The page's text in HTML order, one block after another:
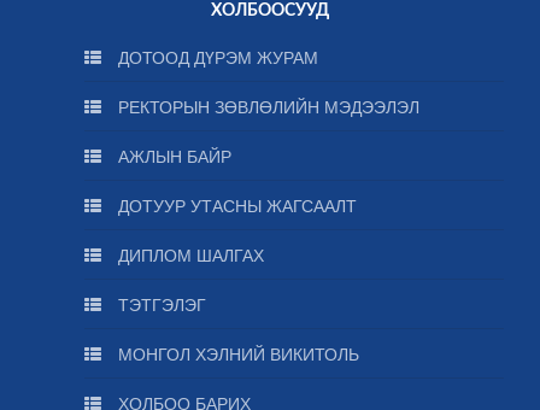
ХОЛБООСУУД
ДОТООД ДҮРЭМ ЖУРАМ
РЕКТОРЫН ЗӨВЛӨЛИЙН МЭДЭЭЛЭЛ
АЖЛЫН БАЙР
ДОТУУР УТАСНЫ ЖАГСААЛТ
ДИПЛОМ ШАЛГАХ
ТЭТГЭЛЭГ
МОНГОЛ ХЭЛНИЙ ВИКИТОЛЬ
ХОЛБОО БАРИХ